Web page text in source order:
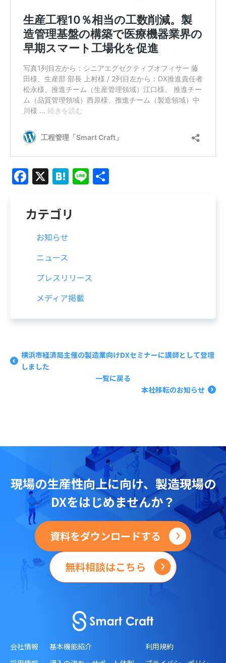
Facebook
X Hatena
Line
カテゴリ
お知らせ
ニュース
プレスリリース
メディア掲載
横浜市経済局主催の製造業向けDXセミナーに講師として登壇
しました
一覧に戻る
本社移転のお知らせ
現場の生産性向上に向け、 製造現場の
DXをはじめませんか？
資料をダウンロードする
無料相談はこちら
会社情報
基本機能紹介
利用規約